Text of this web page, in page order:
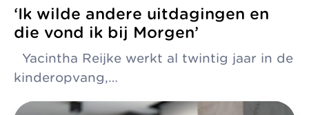
‘Ik wilde andere uitdagingen en
die vond ik bij Morgen’
Yacintha Reijke werkt al twintig jaar in de
kinderopvang,…